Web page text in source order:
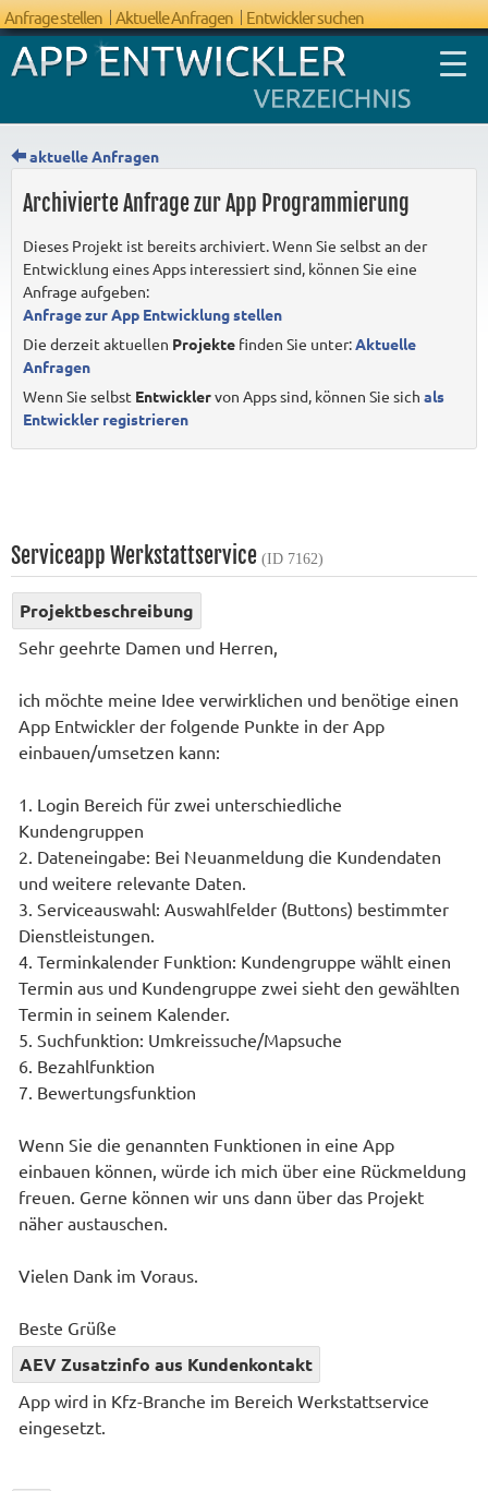
Anfrage stellen Aktuelle Anfragen Entwickler suchen
aktuelle Anfragen
Archivierte Anfrage zur App Programmierung
Dieses Projekt ist bereits archiviert. Wenn Sie selbst an der
Entwicklung eines Apps interessiert sind, können Sie eine
Anfrage aufgeben:
Anfrage zur App Entwicklung stellen
Die derzeit aktuellen Projekte finden Sie unter:Aktuelle
Anfragen
Wenn Sie selbst Entwicklervon Apps sind, können Sie sich als
Entwickler registrieren
Serviceapp Werkstattservice (ID 7162)
Projektbeschreibung
Sehr geehrte Damen und Herren,
ich möchte meine Idee verwirklichen und benötige einen
App Entwickler der folgende Punkte in der App
einbauen/umsetzen kann:
1. Login Bereich für zwei unterschiedliche
Kundengruppen
2. Dateneingabe: Bei Neuanmeldung die Kundendaten
und weitere relevante Daten.
3. Serviceauswahl: Auswahlfelder (Buttons) bestimmter
Dienstleistungen.
4. Terminkalender Funktion: Kundengruppe wählt einen
Termin aus und Kundengruppe zwei sieht den gewählten
Termin in seinem Kalender.
5. Suchfunktion: Umkreissuche/Mapsuche
6. Bezahlfunktion
7. Bewertungsfunktion
Wenn Sie die genannten Funktionen in eine App
einbauen können, würde ich mich über eine Rückmeldung
freuen. Gerne können wir uns dann über das Projekt
näher austauschen.
Vielen Dank im Voraus.
Beste Grüße
AEV Zusatzinfo aus Kundenkontakt
App wird in Kfz-Branche im Bereich Werkstattservice
eingesetzt.